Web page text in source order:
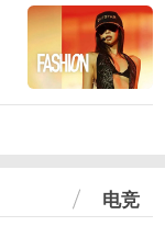
电竞